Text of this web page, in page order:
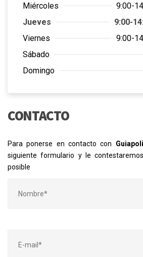
Miércoles
9:00-
Jueves
9:00-
Viernes
9:00-
Sábado
Domingo
CONTACTO
Para ponerse en contacto con
siguiente formulario y le
posible